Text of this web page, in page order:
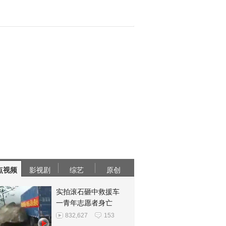
视频 影视剧 综艺 原创
实拍滚石砸中救援车
一青年志愿者身亡
832,627 153